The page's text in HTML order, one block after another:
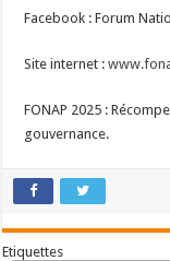
Facebook : Forum
Site internet :
FONAP 2025 :
gouvernance.
Etiquettes